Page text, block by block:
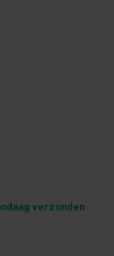
verzonden